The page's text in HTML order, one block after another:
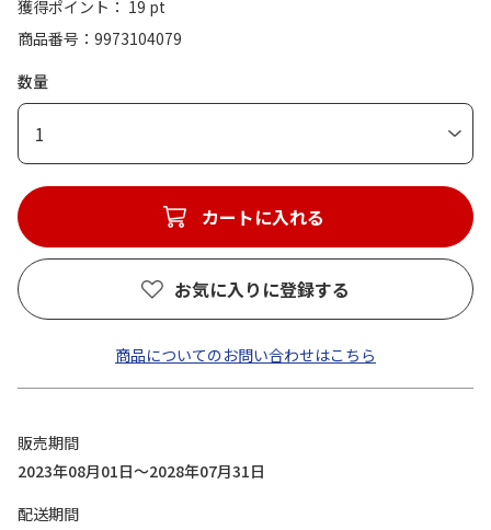
獲得ポイント： 19 pt
商品番号
9973104079
数量
1
カートに入れる
お気に入りに登録する
商品についてのお問い合わせはこちら
販売期間
2023年08月01日～2028年07月31日
配送期間